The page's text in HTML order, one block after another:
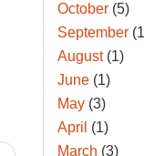
October(5)
September
August(1)
June(1)
May(3)
April (1)
March (3)